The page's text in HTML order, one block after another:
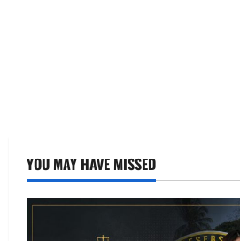
YOU MAY HAVE MISSED